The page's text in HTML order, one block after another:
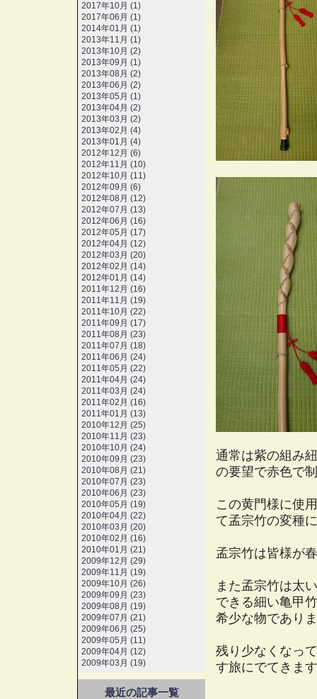
通常は紫の組み
の要望で赤色で
この黄門様に使
て孟宗竹の変種
孟宗竹は皆様が
また孟宗竹は太
できる細い亀甲
希少な物であり
残り少なくなっ
す旅にでてきま
2017年10月 (1)
2017年06月 (1)
2014年01月 (1)
2013年11月 (1)
2013年10月 (2)
2013年09月 (1)
2013年08月 (2)
2013年06月 (2)
2013年05月 (1)
2013年04月 (2)
2013年03月 (2)
2013年02月 (4)
2013年01月 (4)
2012年12月 (6)
2012年11月 (10)
2012年10月 (11)
2012年09月 (6)
2012年08月 (12)
2012年07月 (13)
2012年06月 (16)
2012年05月 (17)
2012年04月 (12)
2012年03月 (20)
2012年02月 (14)
2012年01月 (14)
2011年12月 (16)
2011年11月 (19)
2011年10月 (22)
2011年09月 (17)
2011年08月 (23)
2011年07月 (18)
2011年06月 (24)
2011年05月 (22)
2011年04月 (24)
2011年03月 (24)
2011年02月 (16)
2011年01月 (13)
2010年12月 (25)
2010年11月 (23)
2010年10月 (24)
2010年09月 (23)
2010年08月 (21)
2010年07月 (23)
2010年06月 (23)
2010年05月 (19)
2010年04月 (22)
2010年03月 (20)
2010年02月 (16)
2010年01月 (21)
2009年12月 (29)
2009年11月 (19)
2009年10月 (26)
2009年09月 (23)
2009年08月 (19)
2009年07月 (21)
2009年06月 (25)
2009年05月 (11)
2009年04月 (12)
2009年03月 (19)
最近の記事一覧